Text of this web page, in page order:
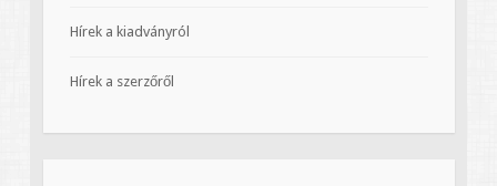
Hírek a kiadványról
Hírek a szerzőről